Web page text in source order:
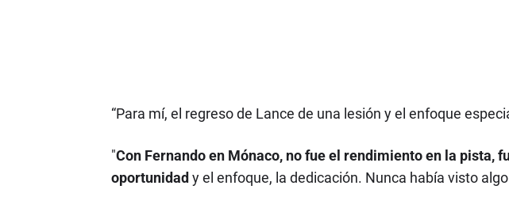
“Para mí, el regreso de Lance de una lesión y el enfoque
"Con Fernando en Mónaco, no fue el rendimiento en la pista,
oportunidad y el enfoque, la dedicación. Nunca había visto